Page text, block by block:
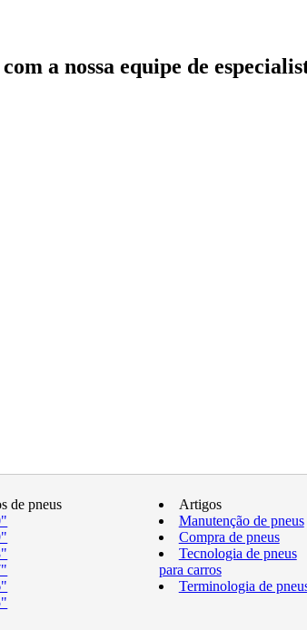
a nossa equipe de
de pneus
Artigos
Manutenção de pneus
Compra de pneus
Tecnologia de pneus
para carros
Terminologia de